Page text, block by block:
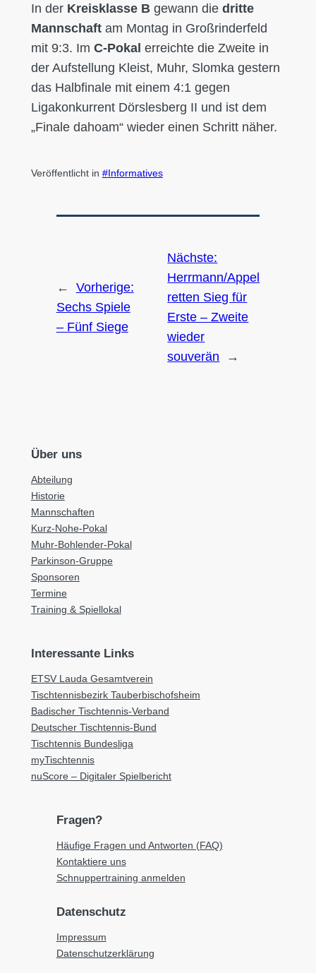
In der Kreisklasse Bgewann die dritte
Mannschaftam Montag in Großrinderfeld
mit 9:3. Im C-Pokal erreichte die Zweite in
der Aufstellung Kleist, Muhr, Slomka gestern
das Halbfinale mit einem 4:1 gegen
Ligakonkurrent Dörslesberg II und ist dem
„Finale dahoam“ wieder einen Schritt näher.
Veröffentlicht in Informatives
←
Vorherige:
Sechs Spiele
– Fünf Siege
Nächste:
Herrmann/Appel
retten Sieg für
Erste – Zweite
wieder
souverän
→
Über uns
Abteilung
Historie
Mannschaften
Kurz-Nohe-Pokal
Muhr-Bohlender-Pokal
Parkinson-Gruppe
Sponsoren
Termine
Training & Spiellokal
Interessante Links
ETSV Lauda Gesamtverein
Tischtennisbezirk Tauberbischofsheim
Badischer Tischtennis-Verband
Deutscher Tischtennis-Bund
Tischtennis Bundesliga
myTischtennis
nuScore – Digitaler Spielbericht
Fragen?
Häufige Fragen und Antworten (FAQ)
Kontaktiere uns
Schnuppertraining anmelden
Datenschutz
Impressum
Datenschutzerklärung